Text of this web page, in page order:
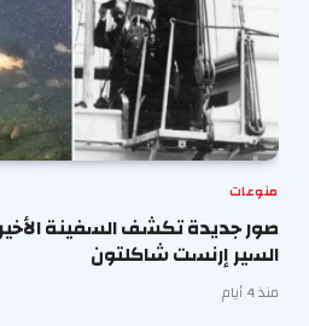
منوعات
صور جديدة تكشف السفينة
السير إرنست شاكلتون
منذ 4 أيام